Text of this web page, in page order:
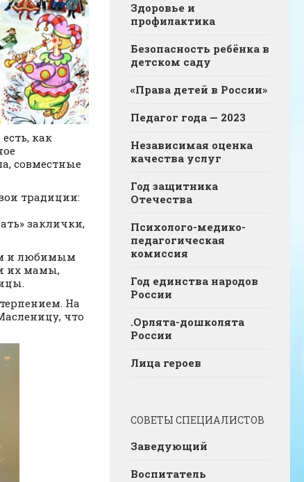
как
совместные
традиции:
заклички,
и любимым
их мамы,
На
что
Здоровье и
профилактика
Безопасность ребёнка в
детском саду
«Права детей в России»
Педагог года — 2023
Независимая оценка
качества услуг
Год защитника
Отечества
Психолого-медико-
педагогическая
комиссия
Год единства народов
России
.Орлята-дошколята
России
Лица героев
СОВЕТЫ СПЕЦИАЛИСТОВ
Заведующий
Воспитатель